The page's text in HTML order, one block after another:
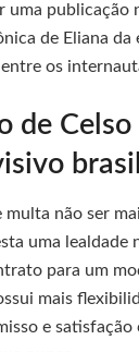
uma publicação
de Eliana da
os
de
multa não ser
uma lealdade
para um
mais
e satisfação